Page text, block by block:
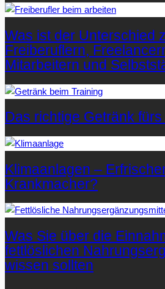
Was ist der Unterschied
Freiberuflern,
Mitarbeitern und
Das richtige Getränk fürs
Klimaanlagen –
Krankmacher?
Was Sie über die
fettlöslichen
wissen sollten